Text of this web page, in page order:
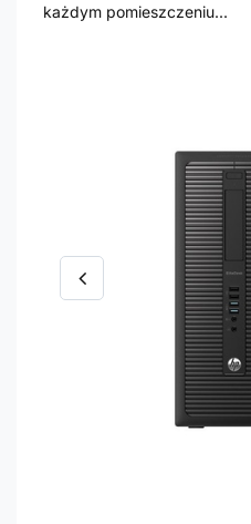
każdym pomieszczeniu...